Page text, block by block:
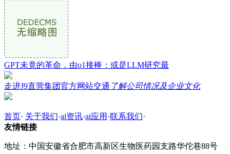
GPT未竟的革命，由o1接棒：或是LLM研究最
走进J9直营集团官方网站交通 了解公司情况及企业文化
首页· 关于我们·ai资讯·ai应用 ·联系我们·
友情链接
地址：中国安徽省合肥市高新区生物医药园支路华佗巷88号